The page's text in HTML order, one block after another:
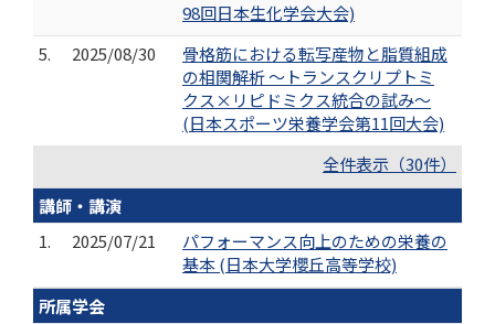
98回日本生化学会大会)
5.
2025/08/30
骨格筋における転写産物と脂質組成
の相関解析 〜トランスクリプトミ
クス×リピドミクス統合の試み〜
(日本スポーツ栄養学会第11回大会)
全件表示（30件）
講師・講演
1.
2025/07/21
パフォーマンス向上のための栄養の
基本 (日本大学櫻丘高等学校)
所属学会